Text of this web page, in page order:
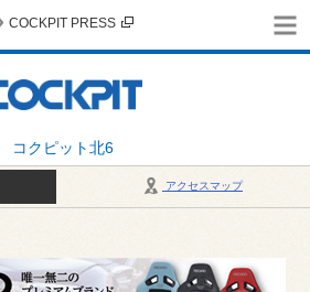
コクピット北6
COCKPIT PRESS
アクセスマップ